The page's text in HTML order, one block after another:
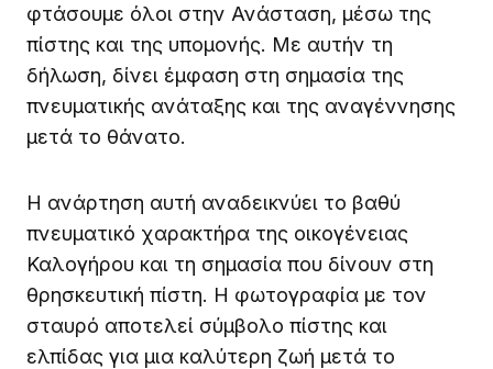
φτάσουμε όλοι στην Ανάσταση, μέσω της
πίστης και της υπομονής. Με αυτήν τη
δήλωση, δίνει έμφαση στη σημασία της
πνευματικής ανάταξης και της αναγέννησης
μετά το θάνατο.
Η ανάρτηση αυτή αναδεικνύει το βαθύ
πνευματικό χαρακτήρα της οικογένειας
Καλογήρου και τη σημασία που δίνουν στη
θρησκευτική πίστη. Η φωτογραφία με τον
σταυρό αποτελεί σύμβολο πίστης και
ελπίδας για μια καλύτερη ζωή μετά το